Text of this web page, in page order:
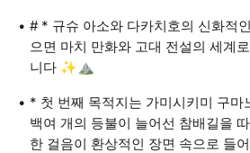
# * 규슈 아소와 다카치호의 신화적
으면 마치 만화와 고대 전설의 세계
니다 ✨⛰️
* 첫 번째 목적지는 가미시키미 구마
백여 개의 등불이 늘어선 참배길을
한 걸음이 환상적인 장면 속으로 들